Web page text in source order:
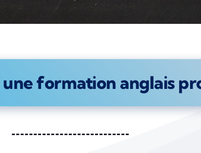
formation anglais